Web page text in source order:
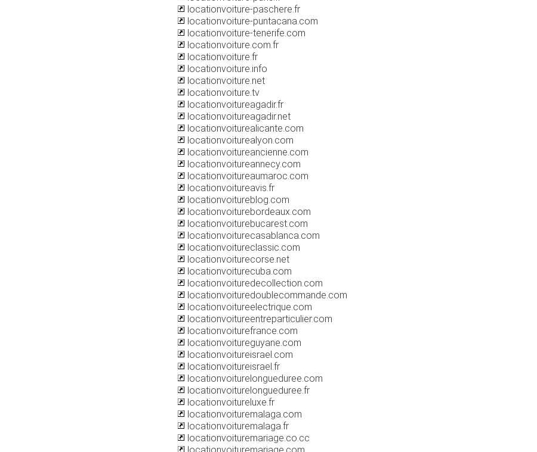
locationvoiture-paschere.fr
locationvoiture-puntacana.com
locationvoiture-tenerife.com
locationvoiture.com.fr
locationvoiture.fr
locationvoiture.info
locationvoiture.net
locationvoiture.tv
locationvoitureagadir.fr
locationvoitureagadir.net
locationvoiturealicante.com
locationvoiturealyon.com
locationvoitureancienne.com
locationvoitureannecy.com
locationvoitureaumaroc.com
locationvoitureavis.fr
locationvoitureblog.com
locationvoiturebordeaux.com
locationvoiturebucarest.com
locationvoiturecasablanca.com
locationvoitureclassic.com
locationvoiturecorse.net
locationvoiturecuba.com
locationvoituredecollection.com
locationvoituredoublecommande.com
locationvoitureelectrique.com
locationvoitureentreparticulier.com
locationvoiturefrance.com
locationvoitureguyane.com
locationvoitureisrael.com
locationvoitureisrael.fr
locationvoiturelongueduree.com
locationvoiturelongueduree.fr
locationvoitureluxe.fr
locationvoituremalaga.com
locationvoituremalaga.fr
locationvoituremariage.co.cc